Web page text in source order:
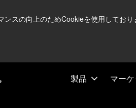
ンスの向上のためCookieを使用してお
製品 マーケ